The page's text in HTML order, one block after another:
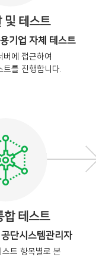
및 테스트
기업 자체 테스트
버에 접근하여
트를 진행합니다.
합 테스트
단시스템관리자
트 항목별로 본